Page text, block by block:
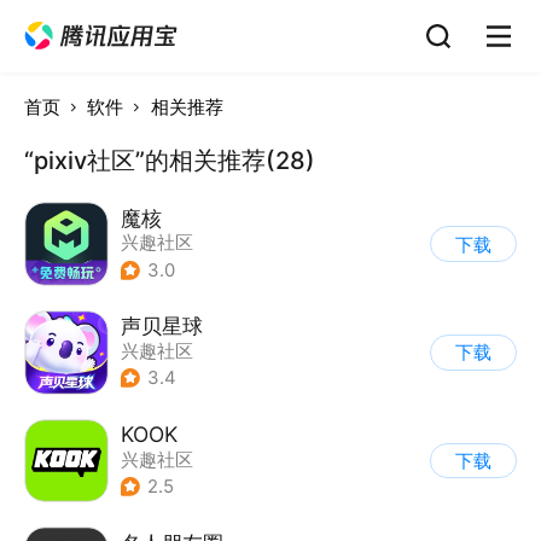
首页 软件 相关推荐
“pixiv社区”的相关推荐(28)
魔核
兴趣社区
3.0
下载
声贝星球
兴趣社区
3.4
下载
KOOK
兴趣社区
2.5
下载